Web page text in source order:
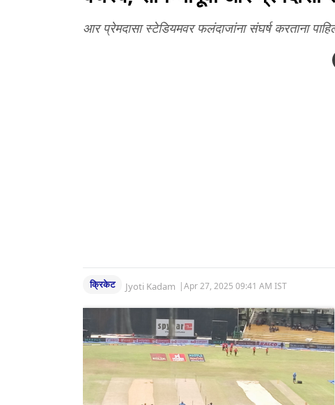
आर प्रेमदासा स्टेडियमवर फलंदाजांना संघर्ष करताना
क्रिकेट Jyoti Kadam |Apr 27, 2025 09:41 AM IST